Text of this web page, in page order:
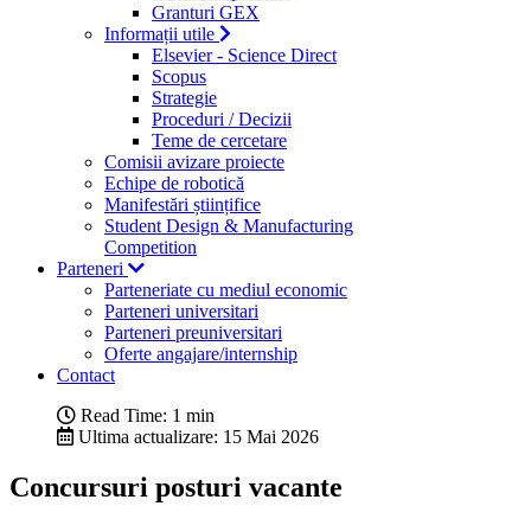
Granturi GEX
Informații utile
Elsevier - Science Direct
Scopus
Strategie
Proceduri / Decizii
Teme de cercetare
Comisii avizare proiecte
Echipe de robotică
Manifestări științifice
Student Design & Manufacturing
Competition
Parteneri
Parteneriate cu mediul economic
Parteneri universitari
Parteneri preuniversitari
Oferte angajare/internship
Contact
Read Time: 1 min
Ultima actualizare: 15 Mai 2026
Concursuri posturi vacante